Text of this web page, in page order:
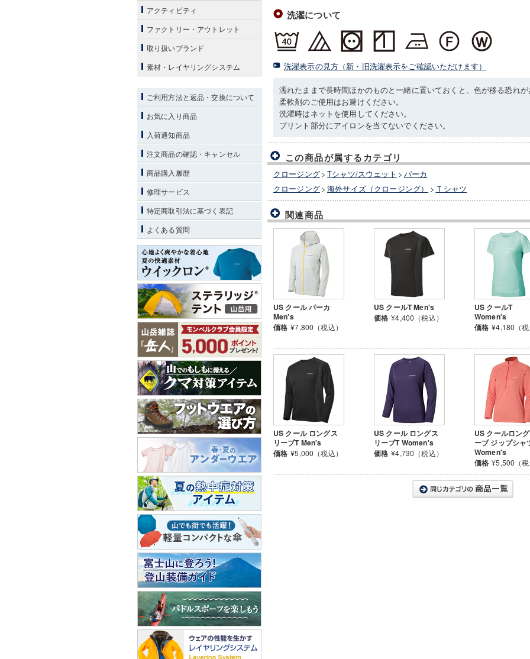
洗濯について
洗濯表示の見方（新・旧洗濯表示をご確認いただけます）
濡れたままで長時間ほかのものと一緒に置いておくと、色が移る恐れ
柔軟剤のご使用はお避けください。
洗濯時はネットを使用してください。
プリント部分にアイロンを当てないでください。
この商品が属するカテゴリ
クロージング> Tシャツ/スウェット > パーカ
クロージング> 海外サイズ（クロージング） > Ｔシャツ
関連商品
US クール パーカ
Men's
価格 ¥7,800（税込）
US クールT Men's
価格 ¥4,400（税込）
US クールT
Women's
価格 ¥4,180（
US クール ロングス
リーブT Men's
価格 ¥5,000（税込）
US クール ロングス
リーブT Women's
価格 ¥4,730（税込）
US クールロン
ーブ ジップシャ
Women's
価格 ¥5,500（
アクティビティ
ファクトリー・アウトレット
取り扱いブランド
素材・レイヤリングシステム
ご利用方法と返品・交換について
お気に入り商品
入荷通知商品
注文商品の確認・キャンセル
商品購入履歴
修理サービス
特定商取引法に基づく表記
よくある質問